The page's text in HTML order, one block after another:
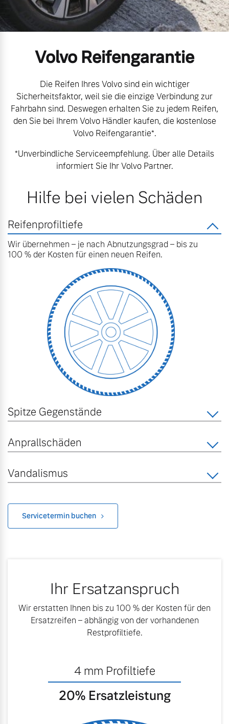
Gebrauchtwagen
Aktuelle Zubehörangebote
Zubehörkatalog
Aktuelle Serviceangebote
Service by Volvo
Karriere
Volvo Reifengarantie
Die Reifen Ihres Volvo sind ein wichtiger
Sicherheitsfaktor, weil sie die einzige Verbindung zur
Fahrbahn sind. Deswegen erhalten Sie zu jedem Reifen,
den Sie bei Ihrem Volvo Händler kaufen, die kostenlose
Volvo Reifengarantie*.
*Unverbindliche Serviceempfehlung. Über alle Details
informiert Sie Ihr Volvo Partner.
Hilfe bei vielen Schäden
Reifenprofiltiefe
Wir übernehmen – je nach Abnutzungsgrad – bis zu
100 % der Kosten für einen neuen Reifen.
Spitze Gegenstände
Anprallschäden
Vandalismus
Servicetermin buchen
Ihr Ersatzanspruch
Wir erstatten Ihnen bis zu 100 % der Kosten für den
Ersatzreifen – abhängig von der vorhandenen
Restprofiltiefe.
4mm Profiltiefe
20% Ersatzleistung